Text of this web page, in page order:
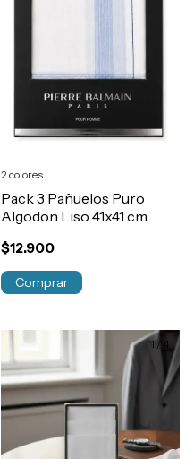
Pack 3 Pañuelos Puro
Algodon Liso 41x41 cm.
$12.900
2 colores
Comprar
1/ 4